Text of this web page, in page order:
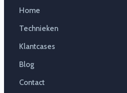
Home
Technieken
Klantcases
Blog
Contact